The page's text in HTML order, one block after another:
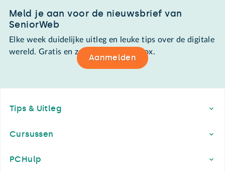
Meld je aan voor de nieuwsbrief van
SeniorWeb
Elke week duidelijke uitleg en leuke tips over de digitale
wereld. Gratis en zomaar in de mailbox.
Aanmelden
Tips & Uitleg
Cursussen
PCHulp